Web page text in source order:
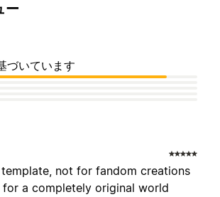
ー
づいています
not for fandom creations
a completely original world